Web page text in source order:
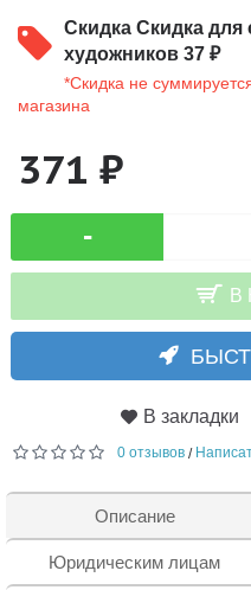
Скидка Скидка для
художников 37 ₽
*Скидка не
магазина
371 ₽
-
В
В закладки
0 отзывов /
Описание
Юридическим лицам